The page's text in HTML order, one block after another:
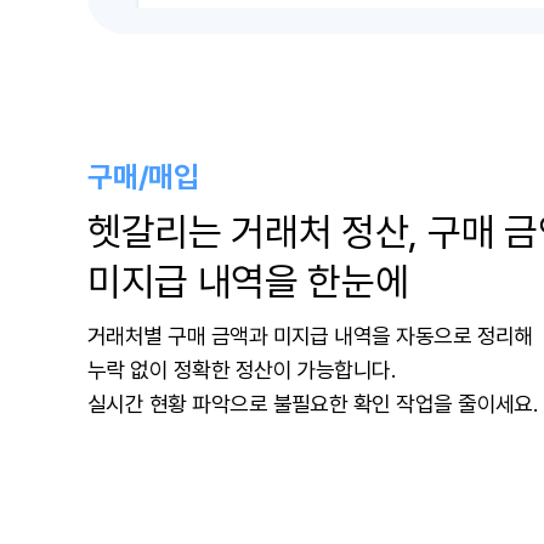
구매/매입
헷갈리는 거래처 정산, 구매
미지급 내역을 한눈에
거래처별 구매 금액과 미지급 내역을 자동으로 정리해
누락 없이 정확한 정산이 가능합니다.
실시간 현황 파악으로 불필요한 확인 작업을 줄이세요.